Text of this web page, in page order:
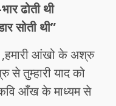
ढोती थी
सोती थी”
,हमारी आंखो के अश्रु
से तुम्हारी याद को
कवि आँख के माध्यम से